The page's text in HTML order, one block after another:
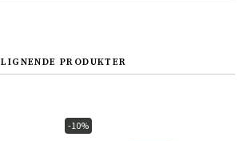
Suomi
LIGNENDE PRODUKTER
-10%